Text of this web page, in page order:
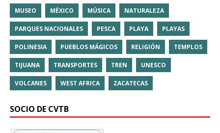
MUSEO MÉXICO MÚSICA NATURALEZA
PARQUES NACIONALES PESCA PLAYA PLAYAS
POLINESIA PUEBLOS MÁGICOS RELIGIÓN TEMPLOS
TIJUANA TRANSPORTES TREN UNESCO
VOLCANES WEST AFRICA ZACATECAS
SOCIO DE CVTB